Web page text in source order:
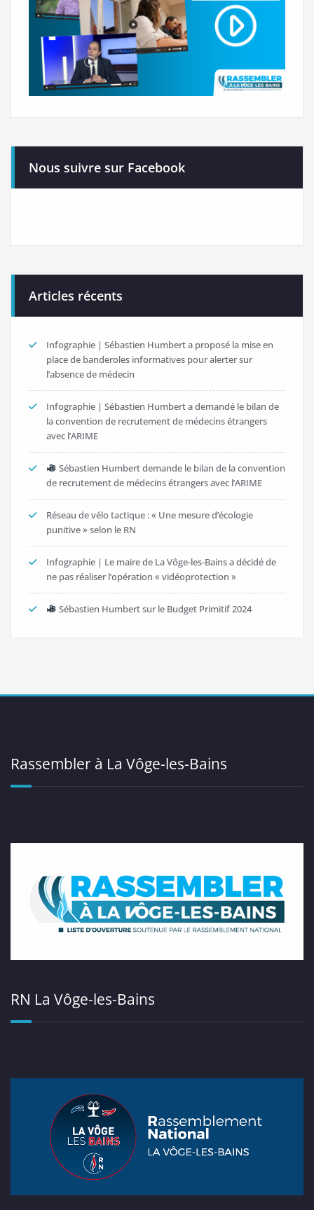
Nous suivre sur Facebook
Articles récents
Infographie | Sébastien Humbert a proposé la mise en
place de banderoles informatives pour alerter sur
l’absence de médecin
Infographie | Sébastien Humbert a demandé le bilan de
la convention de recrutement de médecins étrangers
avec l’ARIME
Sébastien Humbert demande le bilan de la convention
de recrutement de médecins étrangers avec l’ARIME
Réseau de vélo tactique : « Une mesure d’écologie
punitive » selon le RN
Infographie | Le maire de La Vôge-les-Bains a décidé de
ne pas réaliser l’opération « vidéoprotection »
Sébastien Humbert sur le Budget Primitif 2024
Rassembler à La Vôge-les-Bains
RN La Vôge-les-Bains